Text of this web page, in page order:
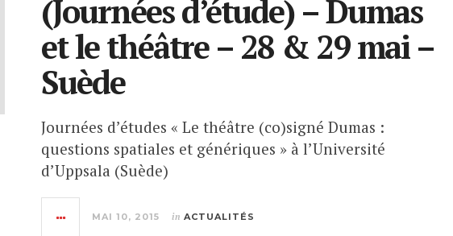
(Journées d’étude) – Dumas
et le théâtre – 28 & 29 mai –
Suède
Journées d’études « Le théâtre (co)signé Dumas :
questions spatiales et génériques » à l’Université
d’Uppsala (Suède)
MAI 10, 2015 in ACTUALITÉS